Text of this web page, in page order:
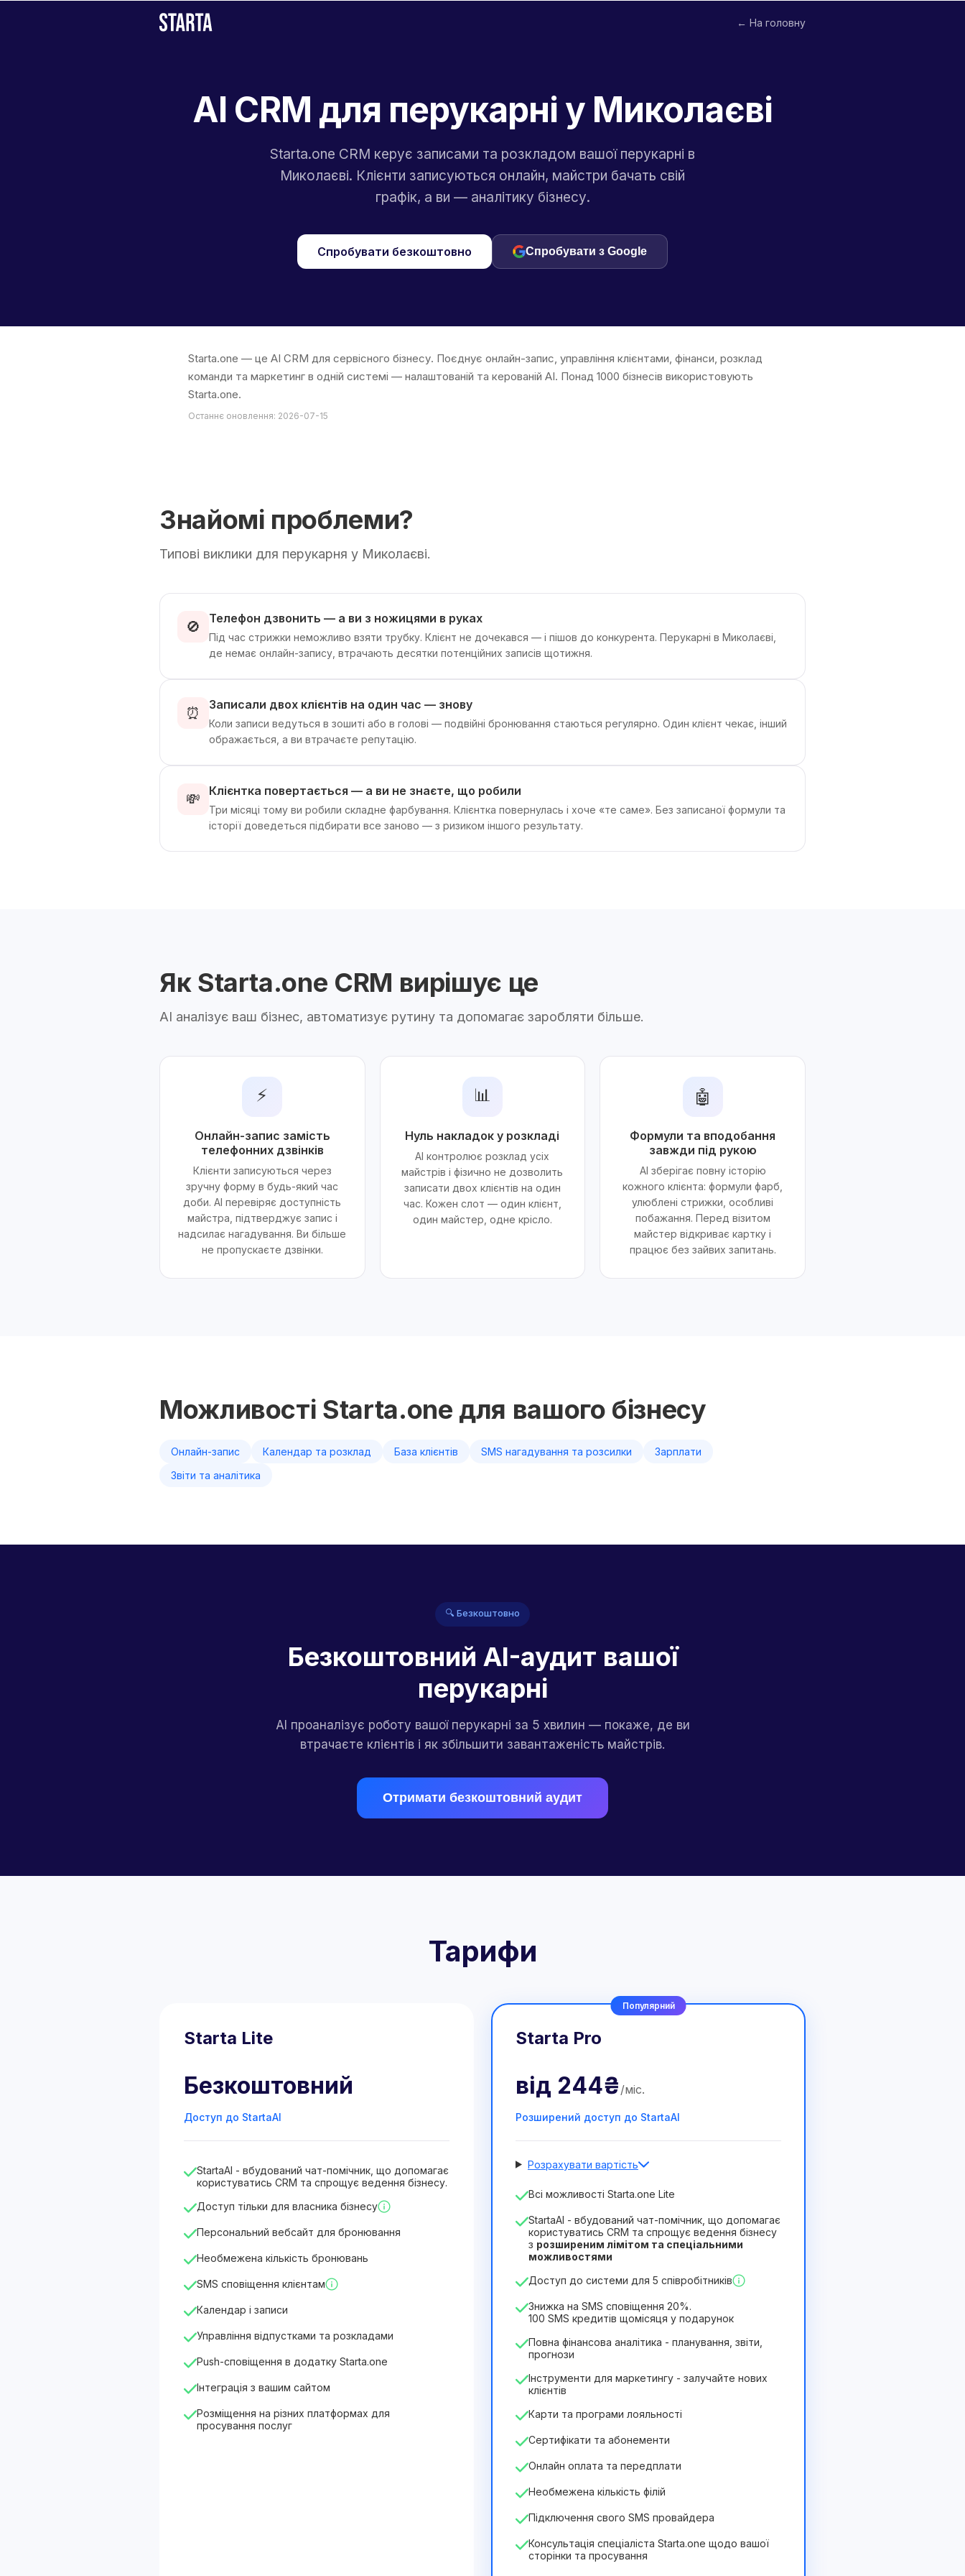
← На головну
AI CRM для перукарні у Миколаєві
Starta.one CRM керує записами та розкладом вашої перукарні в
Миколаєві. Клієнти записуються онлайн, майстри бачать свій
графік, а ви — аналітику бізнесу.
Спробувати безкоштовно Спробувати з Google
Starta.one — це AI CRM для сервісного бізнесу. Поєднує онлайн-запис, управління клієнтами, фінанси, розклад
команди та маркетинг в одній системі — налаштованій та керованій AI. Понад 1000 бізнесів використовують
Starta.one.
Останнє оновлення: 2026-07-15
Знайомі проблеми?
Типові виклики для перукарня у Миколаєві.
🚫 Телефон дзвонить — а ви з ножицями в руках
Під час стрижки неможливо взяти трубку. Клієнт не дочекався — і пішов до конкурента. Перукарні в Миколаєві,
де немає онлайн-запису, втрачають десятки потенційних записів щотижня.
⏰ Записали двох клієнтів на один час — знову
Коли записи ведуться в зошиті або в голові — подвійні бронювання стаються регулярно. Один клієнт чекає, інший
ображається, а ви втрачаєте репутацію.
💸 Клієнтка повертається — а ви не знаєте, що робили
Три місяці тому ви робили складне фарбування. Клієнтка повернулась і хоче «те саме». Без записаної формули та
історії доведеться підбирати все заново — з ризиком іншого результату.
Як Starta.one CRM вирішує це
AI аналізує ваш бізнес, автоматизує рутину та допомагає заробляти більше.
⚡
Онлайн-запис замість
телефонних дзвінків
Клієнти записуються через
зручну форму в будь-який час
доби. AI перевіряє доступність
майстра, підтверджує запис і
надсилає нагадування. Ви більше
не пропускаєте дзвінки.
📊
Нуль накладок у розкладі
AI контролює розклад усіх
майстрів і фізично не дозволить
записати двох клієнтів на один
час. Кожен слот — один клієнт,
один майстер, одне крісло.
🤖
Формули та вподобання
завжди під рукою
AI зберігає повну історію
кожного клієнта: формули фарб,
улюблені стрижки, особливі
побажання. Перед візитом
майстер відкриває картку і
працює без зайвих запитань.
Можливості Starta.one для вашого бізнесу
Онлайн-запис Календар та розклад База клієнтів SMS нагадування та розсилки
Зарплати
Звіти та аналітика
🔍 Безкоштовно
Безкоштовний AI-аудит вашої
перукарні
AI проаналізує роботу вашої перукарні за 5 хвилин — покаже, де ви
втрачаєте клієнтів і як збільшити завантаженість майстрів.
Отримати безкоштовний аудит
Тарифи
Starta Lite
Безкоштовний
Доступ до StartaAI
StartaAI - вбудований чат-помічник, що допомагає
користуватись CRM та спрощує ведення бізнесу.
Доступ тільки для власника бізнесу
Персональний вебсайт для бронювання
Необмежена кількість бронювань
SMS сповіщення клієнтам
Календар і записи
Управління відпустками та розкладами
Push-сповіщення в додатку Starta.one
Інтеграція з вашим сайтом
Розміщення на різних платформах для
просування послуг
Популярний
Starta Pro
від 244₴ /міс.
Розширений доступ до StartaAI
Розрахувати вартість
Кількість співробітників
Тривалість ліцензії
12 Months(знижка -25%) Вигідний
349₴ 244₴ /місяць
Всі можливості Starta.one Lite
StartaAI - вбудований чат-помічник, що допомагає
користуватись CRM та спрощує ведення бізнесу
з розширеним лімітом та спеціальними
можливостями
Доступ до системи для 5 співробітників
Знижка на SMS сповіщення 20%.
100 SMS кредитів щомісяця у подарунок
Повна фінансова аналітика - планування, звіти,
прогнози
Інструменти для маркетингу - залучайте нових
клієнтів
Карти та програми лояльності
Сертифікати та абонементи
Онлайн оплата та передплати
Необмежена кількість філій
Підключення свого SMS провайдера
Консультація спеціаліста Starta.one щодо вашої
сторінки та просування